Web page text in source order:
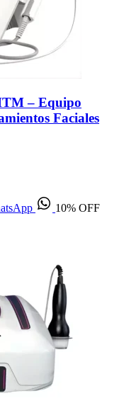
– Equipo
Faciales
10% OFF